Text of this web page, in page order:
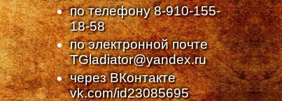
по телефону8-910-155-
18-58
по электронной почте
TGladiator@yandex.ru
через ВКонтакте
vk.com/id23085695